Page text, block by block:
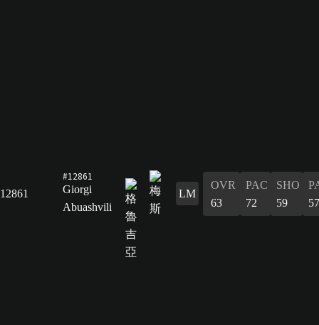
12861
#12861
Giorgi
Abuashvili
LM
OVR
63
PAC
72
SHO
59
57